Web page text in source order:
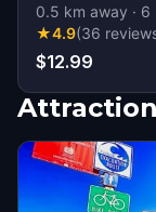
0.5 km away · 6
★4.9(36
$12.99